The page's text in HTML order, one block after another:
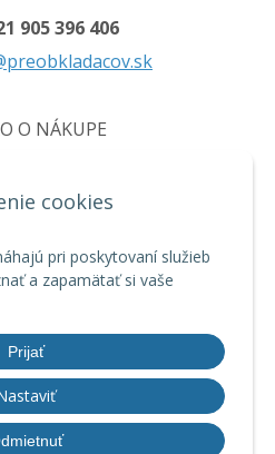
cookies
pri poskytovaní služieb
a zapamätať si vaše
Prijať
905 396 406
O NÁKUPE
údajov
eshopu cez UNIobchod webhosting